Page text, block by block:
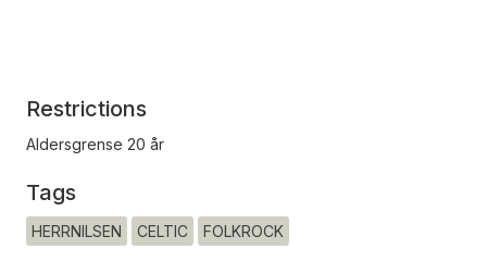
Restrictions
Aldersgrense 20 år
Tags
HERRNILSEN CELTIC FOLKROCK